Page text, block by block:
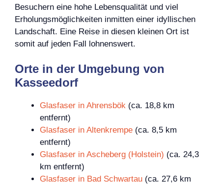
Besuchern eine hohe Lebensqualität und viel
Erholungsmöglichkeiten inmitten einer idyllischen
Landschaft. Eine Reise in diesen kleinen Ort ist
somit auf jeden Fall lohnenswert.
Orte in der Umgebung von
Kasseedorf
Glasfaser in Ahrensbök (ca. 18,8 km
entfernt)
Glasfaser in Altenkrempe (ca. 8,5 km
entfernt)
Glasfaser in Ascheberg (Holstein) (ca. 24,3
km entfernt)
Glasfaser in Bad Schwartau (ca. 27,6 km